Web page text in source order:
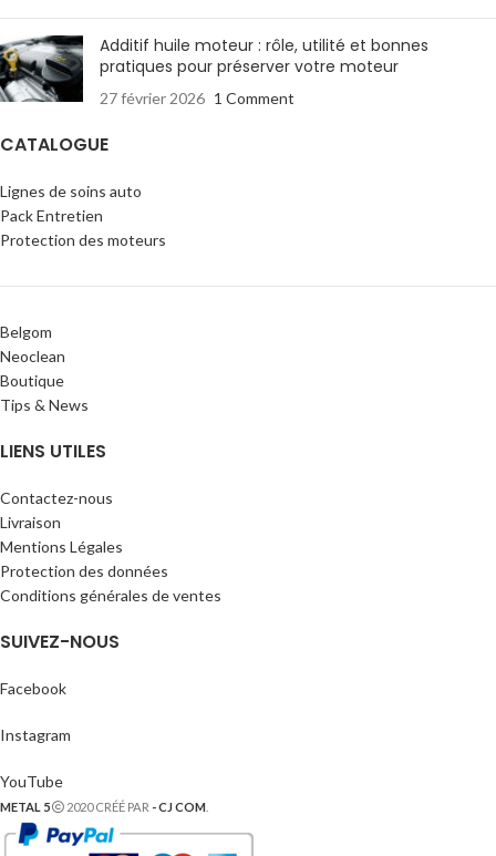
Additif huile moteur : rôle, utilité et bonnes
pratiques pour préserver votre moteur
27 février 2026 1 Comment
CATALOGUE
Lignes de soins auto
Pack Entretien
Protection des moteurs
Belgom
Neoclean
Boutique
Tips & News
LIENS UTILES
Contactez-nous
Livraison
Mentions Légales
Protection des données
Conditions générales de ventes
SUIVEZ-NOUS
Facebook
Instagram
YouTube
METAL 5 2020 CRÉÉ PAR - CJ COM